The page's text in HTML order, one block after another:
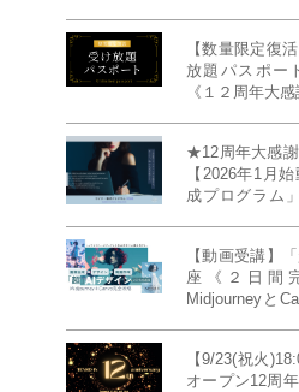
【数量限定復
放題パスポー
《１２周年大感
★12周年大感謝
【2026年1月
成プログラム
ー”へ、全国ど
店舗リアルタ
視聴対応／限定
【動画受講】
座《２日間
Midjourneyと
【9/23(祝火
オープン12周